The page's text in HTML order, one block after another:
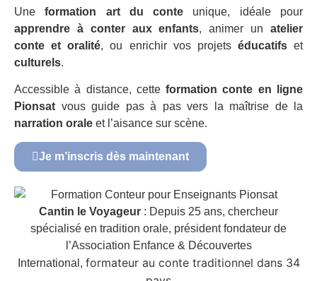
Uneformation art du conte unique, idéale pour
apprendre à conter aux enfants, animer unatelier
conte et oralité, ou enrichir vos projets éducatifset
culturels.
Accessible à distance, cetteformation conte en ligne
Pionsat vous guide pas à pas vers la maîtrise de la
narration orale et l’aisance sur scène.
Je m’inscris dès maintenant
Cantin le Voyageur : Depuis 25 ans, chercheur
spécialisé en tradition orale, président fondateur de
l’Association Enfance & Découvertes
International, formateur au conte traditionnel dans 34